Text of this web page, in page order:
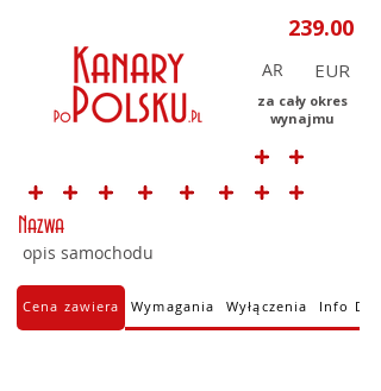
AR
za cały okres
wynajmu
Nazwa
opis samochodu
Cena zawiera Wymagania Wyłączenia Info